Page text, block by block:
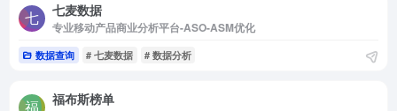
七麦数据
专业移动产品商业分析平台-ASO-ASM优化
数据查询 # 七麦数据 # 数据分析
福布斯榜单